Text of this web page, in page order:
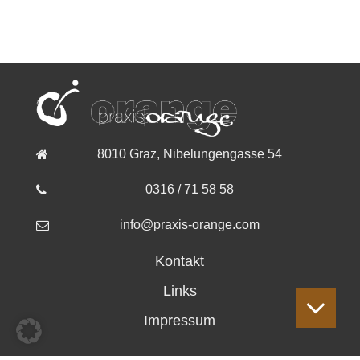
8010 Graz, Nibelungengasse 54
0316 / 71 58 58
info@praxis-orange.com
Kontakt
Links
Impressum